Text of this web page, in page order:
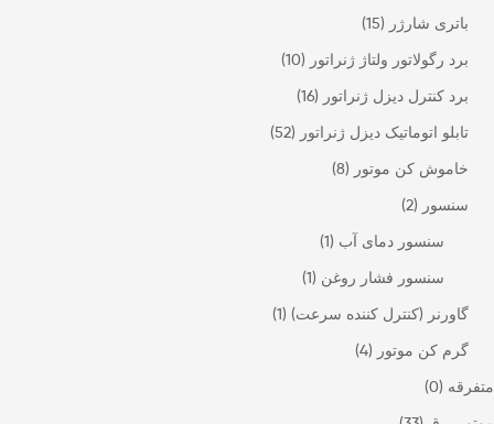
باتری شارژر (15)
برد رگولاتور ولتاژ ژنراتور (10)
برد کنترل دیزل ژنراتور (16)
تابلو اتوماتیک دیزل ژنراتور (52)
خاموش کن موتور (8)
سنسور (2)
سنسور دمای آب (1)
سنسور فشار روغن (1)
گاورنر (کنترل کننده سرعت) (1)
گرم کن موتور (4)
متفرقه (0)